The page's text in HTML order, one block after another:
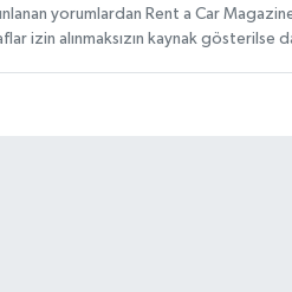
yorumlardan Rent a Car
izin alınmaksızın kaynak gösterilse